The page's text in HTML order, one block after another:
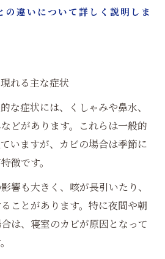
の違いについて詳しく説明しま
れる主な症状
な症状には、くしゃみや鼻水、
どがあります。これらは一般的
いますが、カビの場合は季節に
徴です。
響も大きく、咳が長引いたり、
ことがあります。特に夜間や朝
は、寝室のカビが原因となって